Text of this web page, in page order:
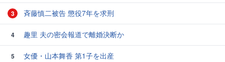
3 斉藤慎二被告 懲役7年を求刑
4 趣里 夫の密会報道で離婚決断か
5
女優・山本舞香 第1子を出産